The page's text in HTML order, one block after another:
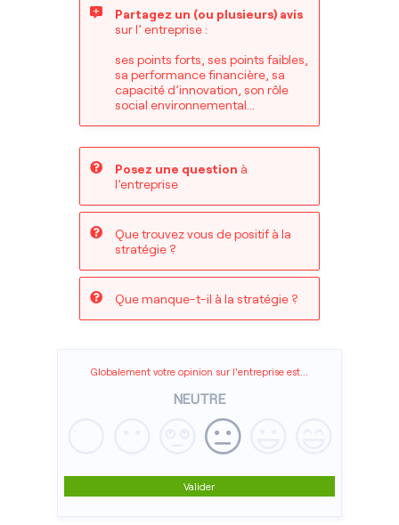
Partagez un (ou plusieurs) avis
sur l’ entreprise :
ses points forts, ses points faibles,
sa performance financière, sa
capacité d’innovation, son rôle
social environnemental...
Posez une question à
l’entreprise
Que trouvez vous de positif à la
stratégie ?
Que manque-t-il à la stratégie ?
Globalement votre opinion sur l'entreprise est...
NEUTRE
Valider